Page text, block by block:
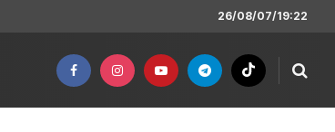
26/08/07/19:22